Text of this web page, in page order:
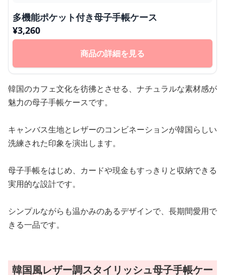
多機能ポケット付き母子手帳ケース
¥3,260
商品の詳細を見る
韓国のカフェ文化を彷彿とさせる、ナチュラルな素材感が
魅力の母子手帳ケースです。
キャンバス生地とレザーのコンビネーションが韓国らしい
洗練された印象を演出します。
母子手帳をはじめ、カードや現金もすっきりと収納できる
実用的な設計です。
シンプルながらも温かみのあるデザインで、長期間愛用で
きる一品です。
韓国風レザー調スタイリッシュ母子手帳ケー